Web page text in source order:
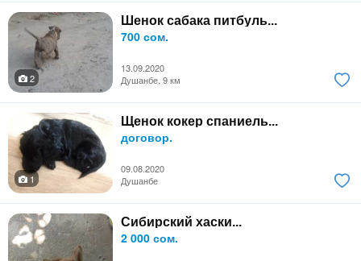
Шенок сабака питбуль...
700 сом.
13.09.2020
2
Душанбе, 9 км
Щенок кокер спаниель...
договор.
09.08.2020
1
Душанбе
Сибирский хаски...
2 000 сом.